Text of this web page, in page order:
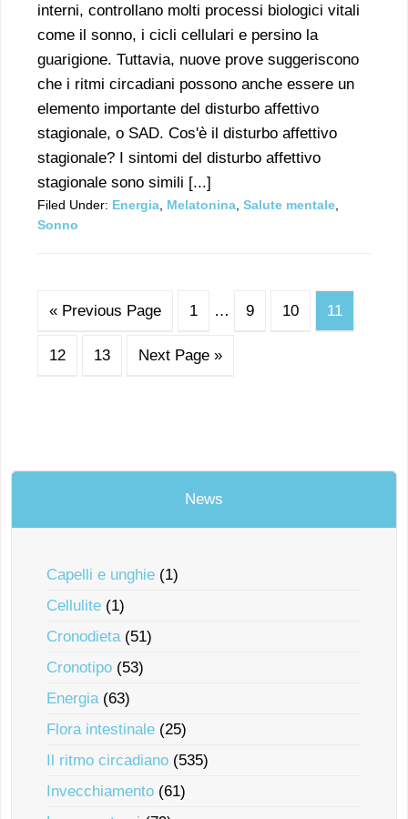
interni, controllano molti processi biologici vitali
come il sonno, i cicli cellulari e persino la
guarigione. Tuttavia, nuove prove suggeriscono
che i ritmi circadiani possono anche essere un
elemento importante del disturbo affettivo
stagionale, o SAD. Cos'è il disturbo affettivo
stagionale? I sintomi del disturbo affettivo
stagionale sono simili [...]
Filed Under: Energia Melatonina Salute mentale
Sonno
« Previous Page 1 … 9 10 11
12 13 Next Page »
News
Capelli e unghie (1)
Cellulite (1)
Cronodieta(51)
Cronotipo (53)
Energia(63)
Flora intestinale (25)
Il ritmo circadiano (535)
Invecchiamento (61)